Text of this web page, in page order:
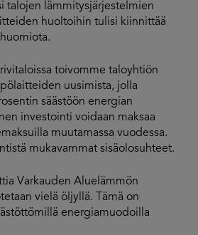
talojen lämmitysjärjestelmien
huoltoihin tulisi kiinnittää
toivomme taloyhtiön
uusimista, jolla
säästöön energian
investointi voidaan maksaa
muutamassa vuodessa.
mukavammat sisäolosuhteet.
Varkauden Aluelämmön
vielä öljyllä. Tämä on
energiamuodoilla